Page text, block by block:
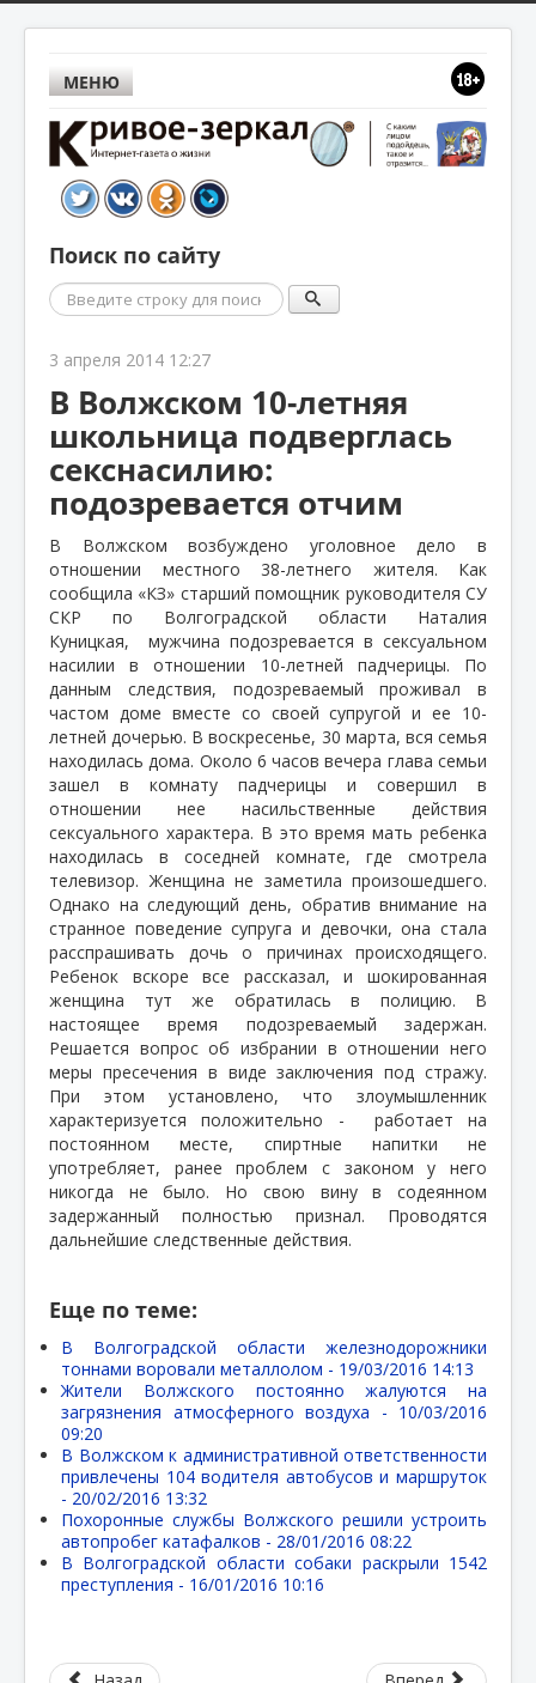
МЕНЮ
Поиск по сайту
Поиск
3 апреля 2014 12:27
В Волжском 10-летняя
школьница подверглась
секснасилию:
подозревается отчим
В Волжском возбуждено уголовное дело в
отношении местного 38-летнего жителя. Как
сообщила «КЗ» старший помощник руководителя СУ
СКР по Волгоградской области Наталия
Куницкая, мужчина подозревается в сексуальном
насилии в отношении 10-летней падчерицы. По
данным следствия, подозреваемый проживал в
частом доме вместе со своей супругой и ее 10-
летней дочерью. В воскресенье, 30 марта, вся семья
находилась дома. Около 6 часов вечера глава семьи
зашел в комнату падчерицы и совершил в
отношении нее насильственные действия
сексуального характера. В это время мать ребенка
находилась в соседней комнате, где смотрела
телевизор. Женщина не заметила произошедшего.
Однако на следующий день, обратив внимание на
странное поведение супруга и девочки, она стала
расспрашивать дочь о причинах происходящего.
Ребенок вскоре все рассказал, и шокированная
женщина тут же обратилась в полицию. В
настоящее время подозреваемый задержан.
Решается вопрос об избрании в отношении него
меры пресечения в виде заключения под стражу.
При этом установлено, что злоумышленник
характеризуется положительно -
работает на
постоянном месте, спиртные напитки не
употребляет, ранее проблем с законом у него
никогда не было. Но свою вину в содеянном
задержанный полностью признал. Проводятся
дальнейшие следственные действия.
Еще по теме:
В Волгоградской области железнодорожники
тоннами воровали металлолом - 19/03/2016 14:13
Жители Волжского постоянно жалуются на
загрязнения атмосферного воздуха - 10/03/2016
09:20
В Волжском к административной ответственности
привлечены 104 водителя автобусов и маршруток
- 20/02/2016 13:32
Похоронные службы Волжского решили устроить
автопробег катафалков - 28/01/2016 08:22
В Волгоградской области собаки раскрыли 1542
преступления - 16/01/2016 10:16